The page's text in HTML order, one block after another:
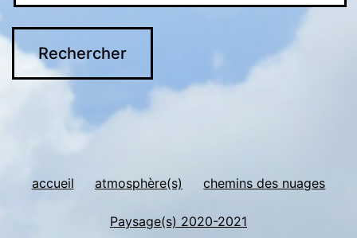
accueil atmosphère(s) chemins des nuages
Paysage(s) 2020-2021